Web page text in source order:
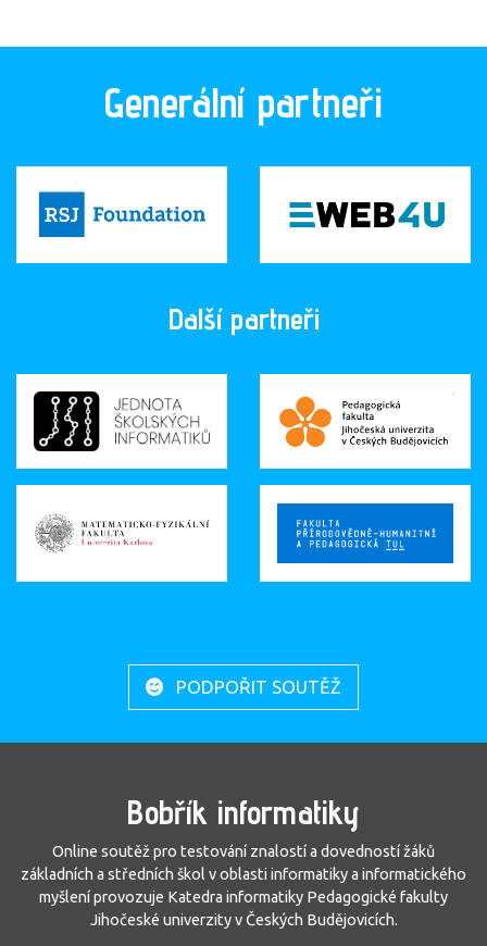
Generální partneři
Další partneři
PODPOŘIT SOUTĚŽ
Bobřík informatiky
Online soutěž pro testování znalostí a dovedností žáků
základních a středních škol v oblasti informatiky a informatického
myšlení provozuje Katedra informatiky Pedagogické fakulty
Jihočeské univerzity v Českých Budějovicích.